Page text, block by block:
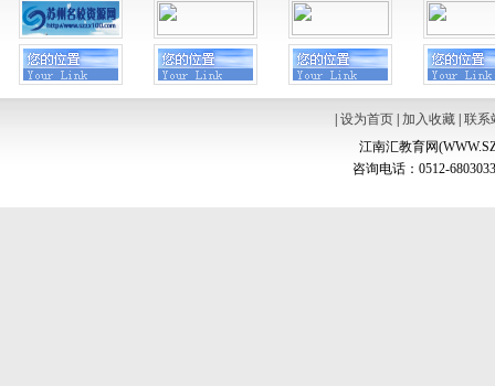
设为首页| 加入收藏| 联系
江南汇教育网
咨询电话：0512-